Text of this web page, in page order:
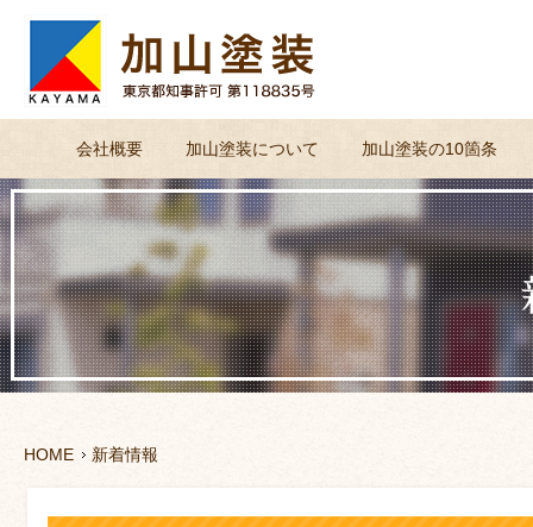
会社概要 加山塗装について 加山塗装の10箇条
HOME 新着情報